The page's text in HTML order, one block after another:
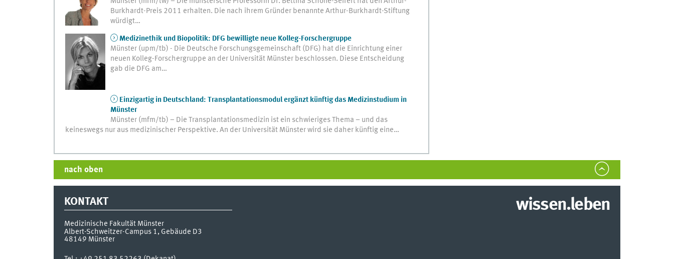
Burkhardt-Preis 2011 erhalten. Die nach ihrem Gründer benannte Arthur-Burkhardt-Stiftung
würdigt…
Medizinethik und Biopolitik: DFG bewilligte neue Kolleg-Forschergruppe
Münster (upm/tb) - Die Deutsche Forschungsgemeinschaft (DFG) hat die Einrichtung einer
neuen Kolleg-Forschergruppe an der Universität Münster beschlossen. Diese Entscheidung
gab die DFG am…
Einzigartig in Deutschland: Transplantationsmodul ergänzt künftig das Medizinstudium in
Münster
Münster (mfm/tb) – Die Transplantationsmedizin ist ein schwieriges Thema – und das
keineswegs nur aus medizinischer Perspektive. An der Universität Münster wird sie daher künftig eine…
nach oben
KONTAKT
Medizinische Fakultät Münster
Albert-Schweitzer-Campus 1, Gebäude D3
48149 Münster
wissen.leben